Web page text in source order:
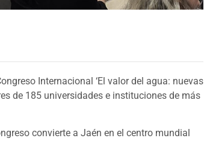
Internacional ‘El valor del agua: nuevas
de 185 universidades e instituciones de más
convierte a Jaén en el centro mundial